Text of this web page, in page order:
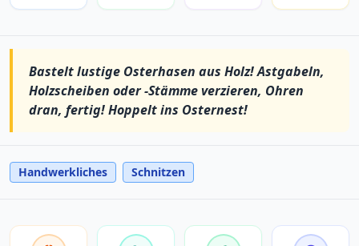
Bastelt lustige Osterhasen aus Holz! Astgabeln,
Holzscheiben oder -Stämme verzieren, Ohren
dran, fertig! Hoppelt ins Osternest!
Handwerkliches Schnitzen